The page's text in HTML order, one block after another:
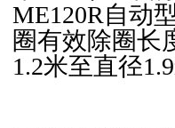
ME120R自动
圈有效除圈长
1.2米至直径